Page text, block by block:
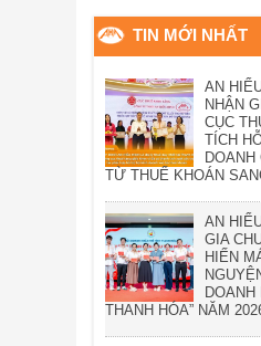
TIN MỚI NHẤT
AN
NHẬN
CỤC
TÍCH
DOANH
TỪ THUẾ KHOÁN
AN
GIA
HIẾN
DOANH
THANH HÓA” NĂM